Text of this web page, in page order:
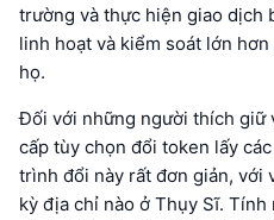
trường và thực hiện giao dịch
linh hoạt và kiểm soát lớn
họ.
Đối với những người thích giữ
cấp tùy chọn đổi token lấy
trình đổi này rất đơn giản, với
kỳ địa chỉ nào ở Thụy Sĩ.